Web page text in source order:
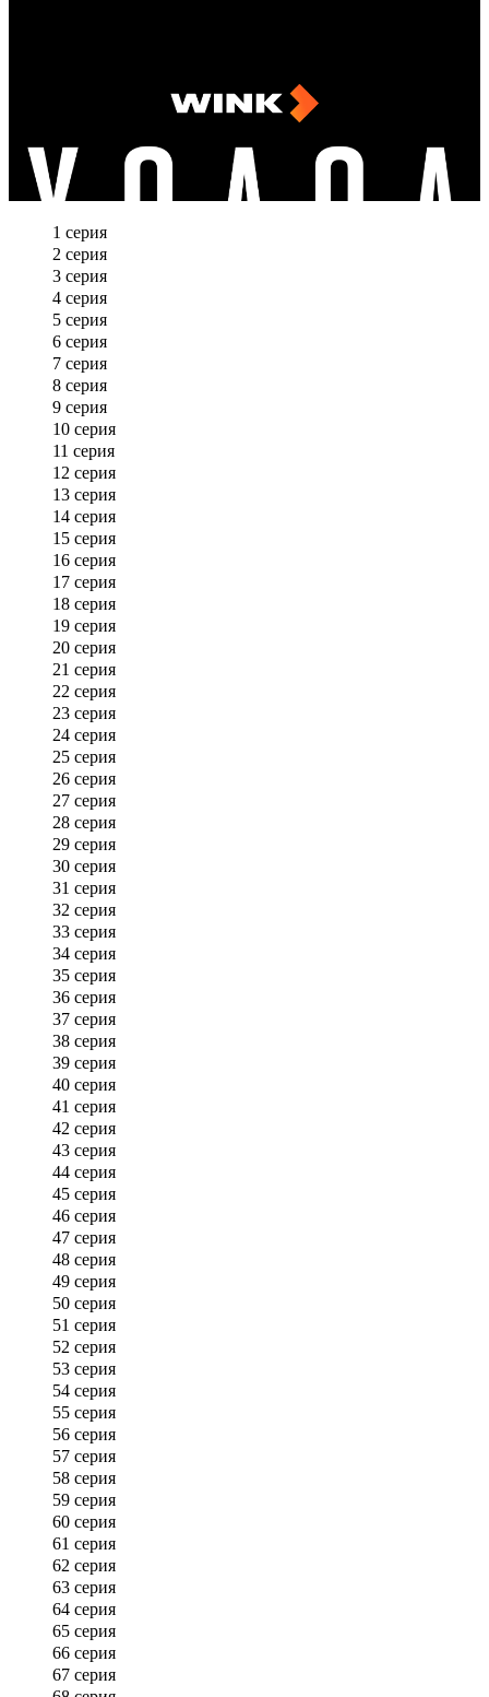
1 серия
2 серия
3 серия
4 серия
5 серия
6 серия
7 серия
8 серия
9 серия
10 серия
11 серия
12 серия
13 серия
14 серия
15 серия
16 серия
17 серия
18 серия
19 серия
20 серия
21 серия
22 серия
23 серия
24 серия
25 серия
26 серия
27 серия
28 серия
29 серия
30 серия
31 серия
32 серия
33 серия
34 серия
35 серия
36 серия
37 серия
38 серия
39 серия
40 серия
41 серия
42 серия
43 серия
44 серия
45 серия
46 серия
47 серия
48 серия
49 серия
50 серия
51 серия
52 серия
53 серия
54 серия
55 серия
56 серия
57 серия
58 серия
59 серия
60 серия
61 серия
62 серия
63 серия
64 серия
65 серия
66 серия
67 серия